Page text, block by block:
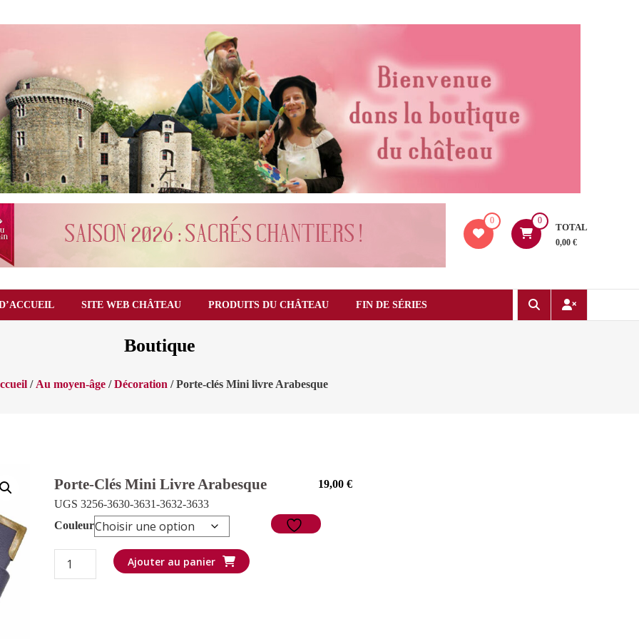
0 0
TOTAL
0,00 €
SITE WEB CHÂTEAU PRODUITS DU CHÂTEAU FIN DE SÉRIES
Boutique
/ Au moyen-âge /Décoration / Porte-clés Mini livre Arabesque
Porte-Clés Mini Livre Arabesque 19,00 €
UGS 3256-3630-3631-3632-3633
Couleur
quantité
de
Ajouter au panier